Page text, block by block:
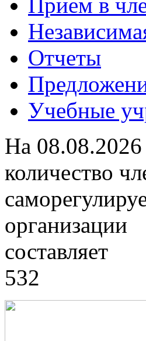
Отчеты
Учебные
На 08.08.2026
количество
организации
составляет
532